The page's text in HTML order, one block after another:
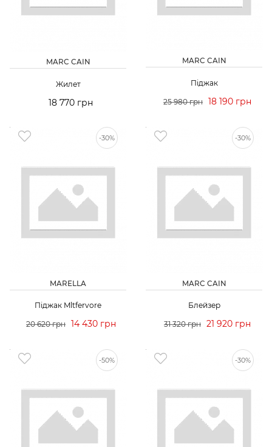
MARC CAIN
Жилет
18 770 грн
MARC CAIN
Піджак
25 980 грн 18 190 грн
-30%
MARELLA
Піджак Mltfervore
20 620 грн 14 430 грн
-30%
MARC CAIN
Блейзер
31 320 грн 21 920 грн
-50% -30%